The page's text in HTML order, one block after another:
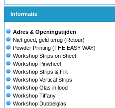
Informatie
Adres & Openingstijden
Niet goed, geld terug (Retour)
Powder Printing (THE EASY WAY)
Workshop Strips on Sheet
Workshop Pinwheel
Workshop Strips & Frit
Workshop Vertical Strips
Workshop Glas in lood
Workshop Tiffany
Workshop Dubbelglas